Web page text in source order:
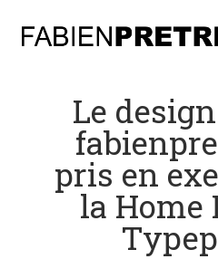
Le
pris en
la Home